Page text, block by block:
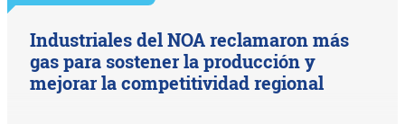
Industriales del NOA reclamaron más
gas para sostener la producción y
mejorar la competitividad regional